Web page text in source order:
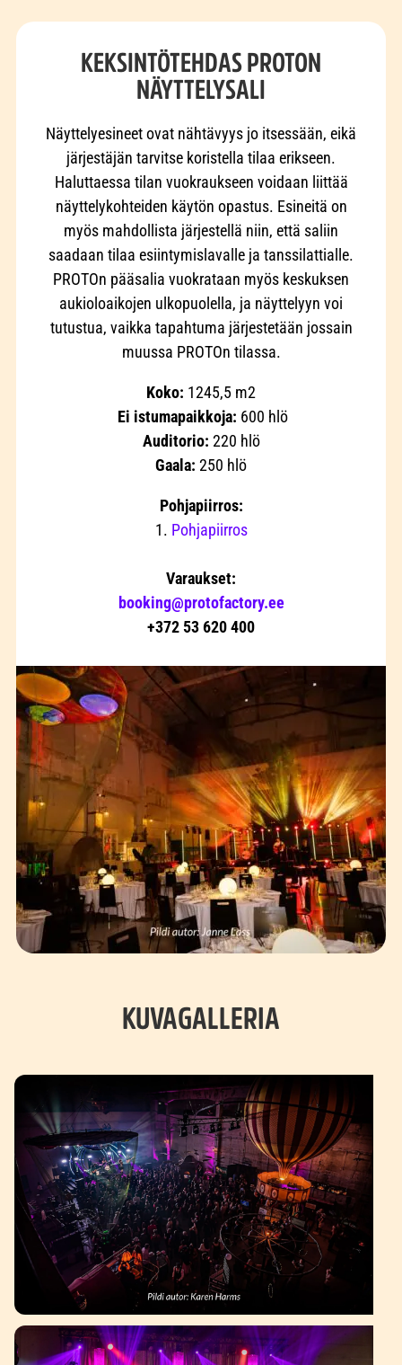
KEKSINTÖTEHDAS PROTON
NÄYTTELYSALI
Näyttelyesineet ovat nähtävyys jo itsessään, eikä
järjestäjän tarvitse koristella tilaa erikseen.
Haluttaessa tilan vuokraukseen voidaan liittää
näyttelykohteiden käytön opastus. Esineitä on
myös mahdollista järjestellä niin, että saliin
saadaan tilaa esiintymislavalle ja tanssilattialle.
PROTOn pääsalia vuokrataan myös keskuksen
aukioloaikojen ulkopuolella, ja näyttelyyn voi
tutustua, vaikka tapahtuma järjestetään jossain
muussa PROTOn tilassa.
Koko: 1245,5 m2
Ei istumapaikkoja: 600 hlö
Auditorio: 220 hlö
Gaala: 250 hlö
Pohjapiirros:
1. Pohjapiirros
Varaukset:
booking@protofactory.ee
+372 53 620 400
KUVAGALLERIA